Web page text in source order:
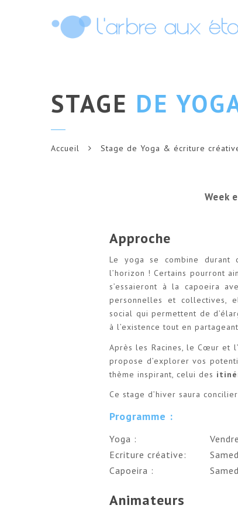
STAGE DE
Accueil Stage de Yoga & écriture
Week
Approche
Le yoga se combine durant
l’horizon ! Certains pourront
s’essaieront à la capoeira
personnelles et collectives,
social qui permettent de
à l’existence tout en
Après les Racines, le Cœur et
propose d’explorer vos
thème inspirant, celui des
Ce stage d’hiver saura
Programme :
Yoga :
Ecriture créative:
Capoeira :
Animateurs